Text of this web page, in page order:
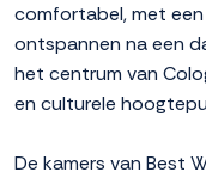
comfortabel, met
ontspannen na een
het centrum van
en culturele
De kamers van Best